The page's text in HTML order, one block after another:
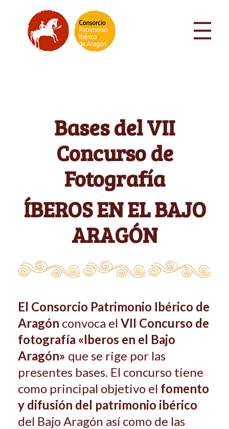
Bases del VII
Concurso de
Fotografía
ÍBEROS EN EL BAJO
ARAGÓN
El Consorcio Patrimonio Ibérico de
Aragón convoca el VII Concurso de
fo­tografía «Iberos en el Bajo
Aragón» que se rige por las
presentes bases. El concurso tiene
como principal objetivo el fomento
y difusión del patrimonio ibérico
del Bajo Aragón así como de las